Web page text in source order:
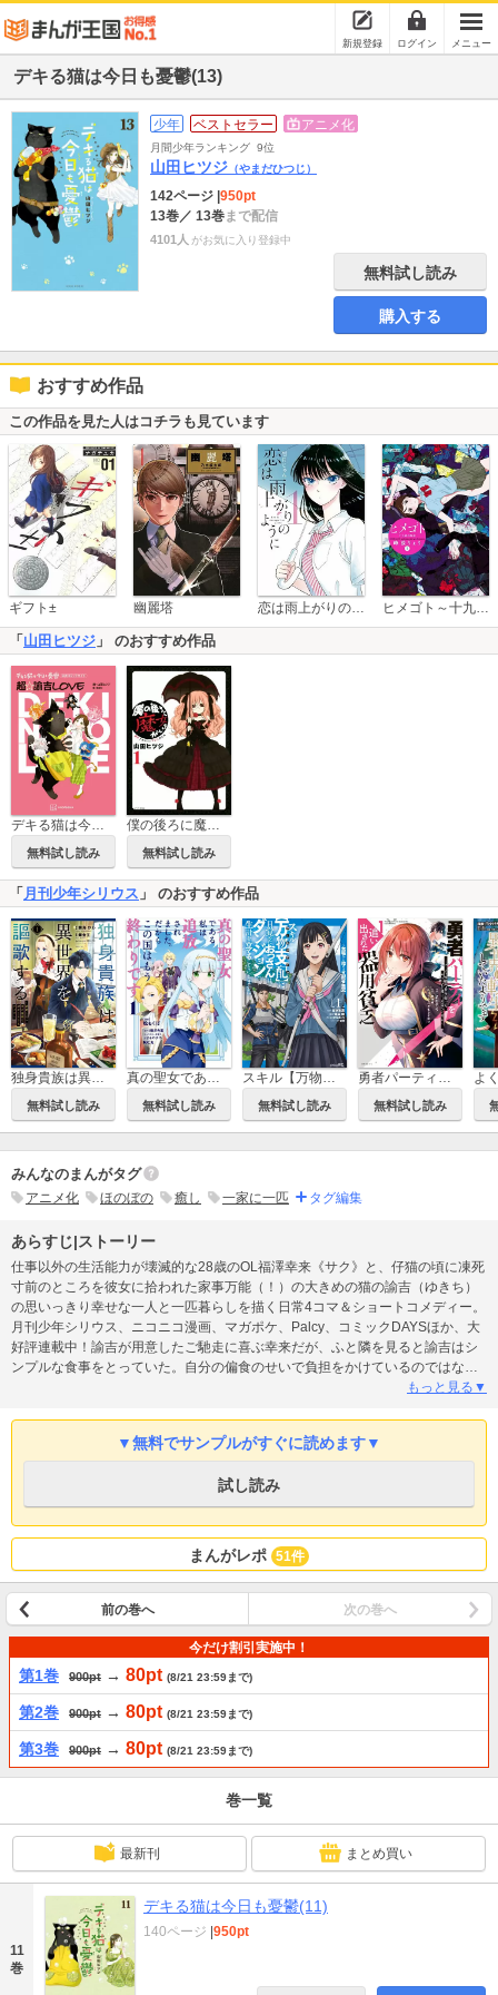
新規登録 ログイン メニュー
デキる猫は今日も憂鬱(13)
少年 ベストセラー アニメ化
月間少年ランキング 9位
山田ヒツジ （やまだひつじ）
142ページ 950pt
13巻／ 13巻まで配信
4101人 がお気に入り登録中
無料試し読み
購入する
おすすめ作品
この作品を見た人はコチラも見ています
ギフト± 幽麗塔 恋は雨上がりのように ヒメゴト～十九歳の制服～
「 山田ヒツジ 」 のおすすめ作品
無料試し読み
僕の後ろに魔女がいる
無料試し読み
「 月刊少年シリウス 」 のおすすめ作品
無料試し読み 無料試し読み 無料試し読み 無料試し読み
みんなのまんがタグ
アニメ化 ほのぼの 癒し 一家に一匹 タグ編集
あらすじ|ストーリー
仕事以外の生活能力が壊滅的な28歳のOL福澤幸来《サク》と、仔猫の頃に凍死
寸前のところを彼女に拾われた家事万能（！）の大きめの猫の諭吉（ゆきち）
の思いっきり幸せな一人と一匹暮らしを描く日常4コマ＆ショートコメディー。
月刊少年シリウス、ニコニコ漫画、マガポケ、Palcy、コミックDAYSほか、大
好評連載中！諭吉が用意したご馳走に喜ぶ幸来だが、ふと隣を見ると諭吉はシ
ンプルな食事をとっていた。自分の偏食のせいで負担をかけているのではない
かと気にする幸来に、「UMYU-Sea（ウミュウシー）」の番組を見せる諭吉。
ソードはおとなりのメイさんのお話を公開！
もっと見る▼
▼無料でサンプルがすぐに読めます▼
試し読み
まんがレポ 51件
前の巻へ 次の巻へ
今だけ割引実施中！
第1巻 900pt → 80pt (8/21 23:59まで)
第2巻 900pt → 80pt (8/21 23:59まで)
第3巻 900pt → 80pt (8/21 23:59まで)
巻一覧
最新刊 まとめ買い
11
巻
デキる猫は今日も憂鬱(11)
140ページ |950pt